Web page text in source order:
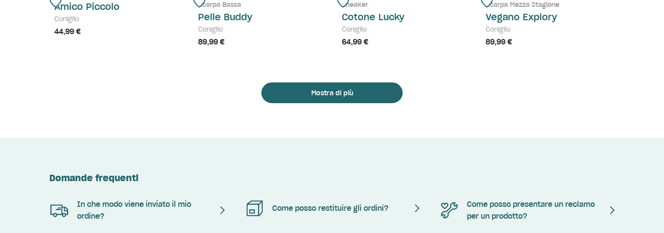
Amico Piccolo
Coniglio
44,99 €
Scarpa Bassa
Pelle Buddy
Coniglio
89,99 €
Sneaker
Cotone Lucky
Coniglio
64,99 €
Scarpa Mezza Stagione
Vegano Explory
Coniglio
89,99 €
Mostra di più
Domande frequenti
In che modo viene inviato il mio
ordine?
Come posso restituire gli ordini?
Come posso presentare un reclamo
per un prodotto?